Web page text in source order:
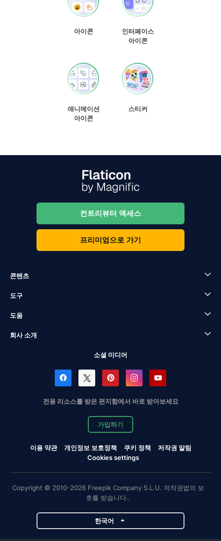
아이콘
인터페이스
아이콘
애니메이션
아이콘
스티커
컨트리뷰터 액세스
프리미엄으로 가기
콘텐츠
도구
도움
회사 소개
소셜 미디어
전용 리소스를 받은 편지함에서 바로 받아보세요
가입하기
이용 약관 개인정보 보호정책 쿠키 정책
저작권 알림
Cookies settings
Copyright © 2010-2026 Freepik Company S.L.U. 저작권법의 보
호를 받습니다..
한국어